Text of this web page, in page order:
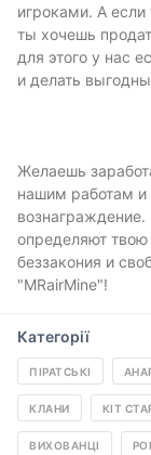
игроками. А
ты хочешь
для этого у нас
и делать
Желаешь
нашим работам и
определяют
беззакония и
"MRairMine"!
Категорії
ПІРАТСЬКІ
КЛАНИ КІТ
ВИХОВАНЦІ